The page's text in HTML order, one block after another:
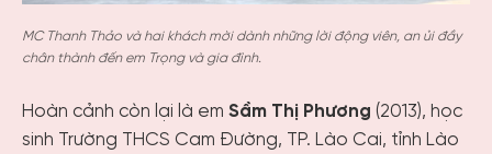
MC Thanh Thảo và hai khách mời dành những lời động viên, an ủi đầy
chân thành đến em Trọng và gia đình.
Hoàn cảnh còn lại là em Sầm Thị Phương (2013), học
sinh Trường THCS Cam Đường, TP. Lào Cai, tỉnh Lào